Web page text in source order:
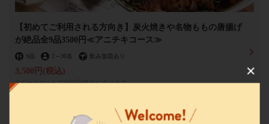
【初めてご利用される方向き】炭火焼きや名物ももの唐揚げ
が絶品全9品3500円≪アニチキコース≫
9品 2 ～ 30名 飲み放題あり
3,500円 (税込)
※ビールカットで3000円(税込)になります。
兵庫県西宮市戸田町１－１－２F